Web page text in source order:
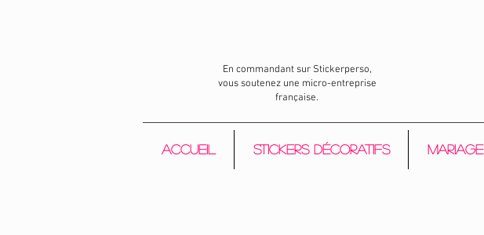
En commandant sur Stickerperso,
vous soutenez une micro-entreprise
française.
Accueil Stickers décoratifs Mariage